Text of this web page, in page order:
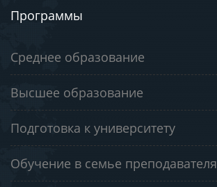
Программы
Среднее образование
Высшее образование
Подготовка к университету
Обучение в семье преподавателя